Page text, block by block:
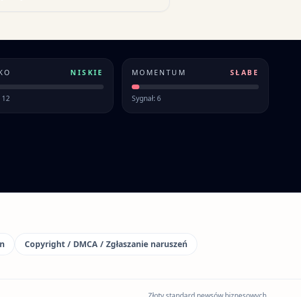
NISKIE
12
MOMENTUM SŁABE
Sygnał: 6
Copyright / DMCA / Zgłaszanie naruszeń